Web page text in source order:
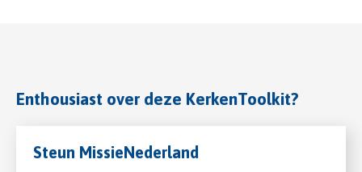
Enthousiast over deze KerkenToolkit?
Steun MissieNederland